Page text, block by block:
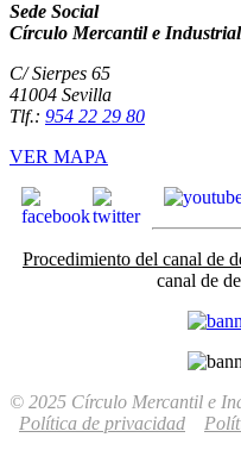
Sede Social
Círculo Mercantil e
C/ Sierpes 65
41004 Sevilla
Tlf.: 954 22 29 80
VER MAPA
Procedimiento del canal de
canal de
© 2025 Círculo Mercantil e
Política de privacidad